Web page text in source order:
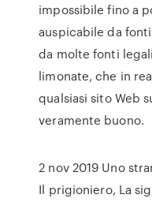
impossibile fino a
auspicabile da
da molte fonti
limonate, che in
qualsiasi sito Web
veramente buono.
2 nov 2019 Uno
Il prigioniero, La